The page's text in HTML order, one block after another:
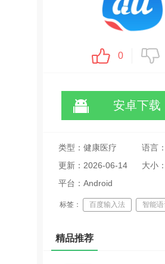
0
安卓下载
类型：健康医疗
语言
更新：2026-06-14
17:06:21
大小
平台：Android
标签： 百度输入法 智能
精品推荐